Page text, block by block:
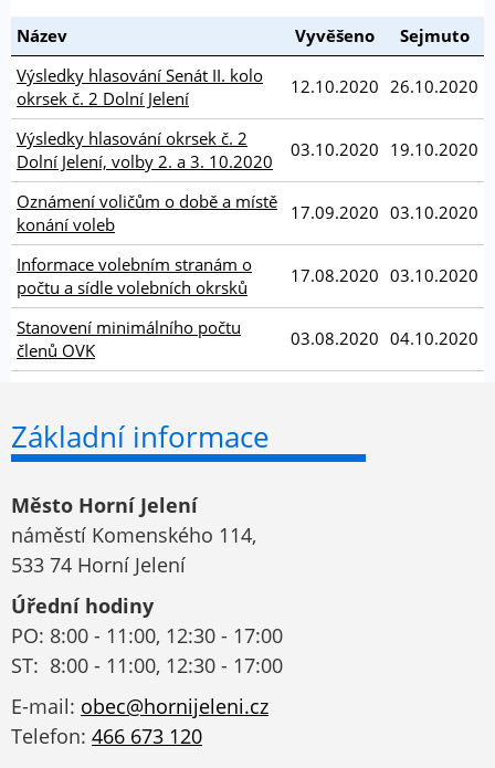
Název Vyvěšeno
Sejmuto
Výsledky hlasování Senát II. kolo
okrsek č. 2 Dolní Jelení
12.10.2020 26.10.2020
Výsledky hlasování okrsek č. 2
Dolní Jelení, volby 2. a 3. 10.2020
03.10.2020 19.10.2020
Oznámení voličům o době a místě
konání voleb
17.09.2020 03.10.2020
Informace volebním stranám o
počtu a sídle volebních okrsků
17.08.2020 03.10.2020
Stanovení minimálního počtu
členů OVK
03.08.2020 04.10.2020
Základní informace
Město Horní Jelení
náměstí Komenského 114,
533 74 Horní Jelení
Úřední hodiny
PO: 8:00 - 11:00, 12:30 - 17:00
ST: 8:00 - 11:00, 12:30 - 17:00
E-mail: obec@hornijeleni.cz
Telefon: 466 673 120